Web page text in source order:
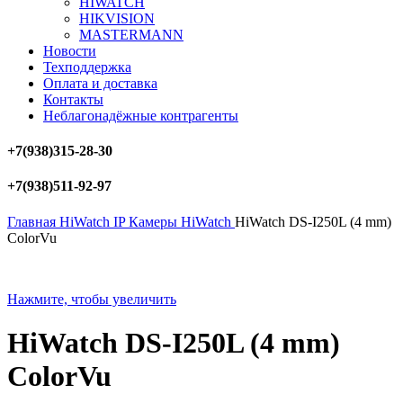
HIKVISION
MASTERMANN
Новости
Техподдержка
Оплата и доставка
Контакты
Неблагонадёжные контрагенты
+7(938)315-28-30
+7(938)511-92-97
Главная HiWatch IP Камеры HiWatch HiWatch DS-I250L (4 mm)
ColorVu
Нажмите, чтобы увеличить
HiWatch DS-I250L (4 mm)
ColorVu